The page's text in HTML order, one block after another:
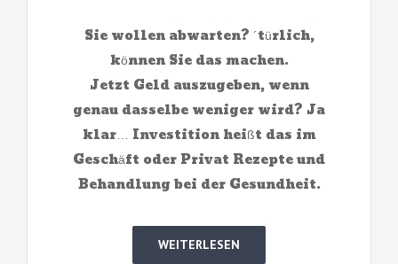
Sie wollen abwarten? ´türlich,
können Sie das machen.
Jetzt Geld auszugeben, wenn
genau dasselbe weniger wird? Ja
klar… Investition heißt das im
Geschäft oder Privat Rezepte und
Behandlung bei der Gesundheit.
WEITERLESEN